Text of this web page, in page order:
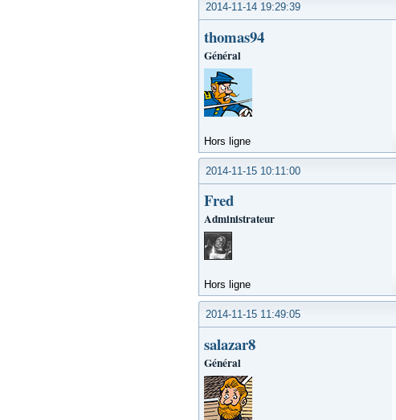
2014-11-14 19:29:39
thomas94
Général
Hors ligne
2014-11-15 10:11:00
Fred
Administrateur
Hors ligne
2014-11-15 11:49:05
salazar8
Général